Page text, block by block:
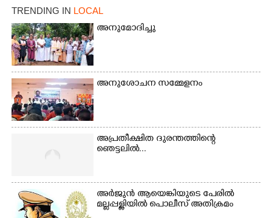
പട്ടേൽ സഭാഗൃഹത്തിൽ
എം. അക്ഷതയുടെ
TRENDING IN LOCAL
അനുമോദിച്ചു
അനുശോചന സമ്മേളനം
അപ്രതീക്ഷിത ദുരന്തത്തിന്റെ
ഞെട്ടലിൽ...
അർജുൻ ആയെങ്കിയുടെ പേരിൽ
മല്ലപ്പള്ളിയിൽ പൊലീസ് അതിക്രമം